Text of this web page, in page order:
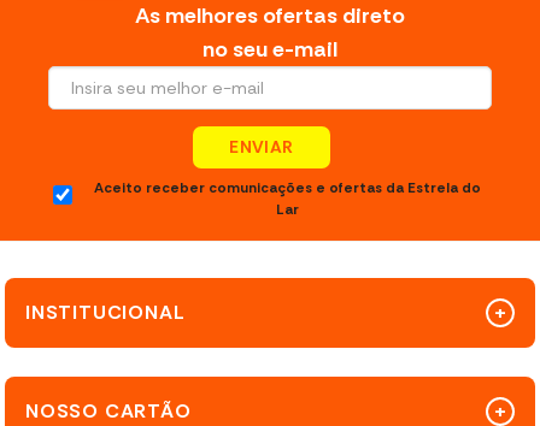
As melhores ofertas direto
no seu e-mail
ENVIAR
Aceito receber comunicações e ofertas da Estrela do
Lar
INSTITUCIONAL
NOSSO CARTÃO